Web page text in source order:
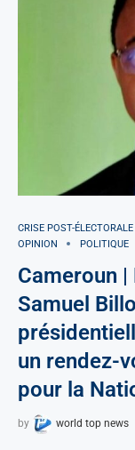
CRISE POST-
OPINION
POLITIQUE
Cameroun
Samuel
un rendez-
pour la
by world top news